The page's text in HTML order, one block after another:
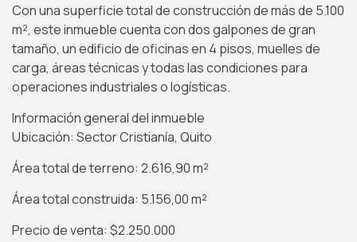
Con una superficie total de construcción de más de 5.100
m², este inmueble cuenta con dos galpones de gran
tamaño, un edificio de oficinas en 4 pisos, muelles de
carga, áreas técnicas y todas las condiciones para
operaciones industriales o logísticas.
Información general del inmueble
Ubicación: Sector Cristianía, Quito
Área total de terreno: 2.616,90 m²
Área total construida: 5.156,00 m²
Precio de venta: $2.250.000